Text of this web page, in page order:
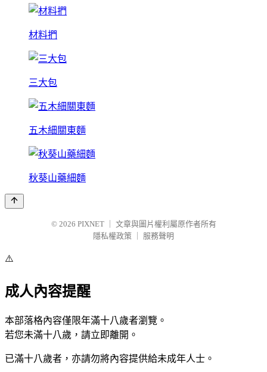
材料捫
三大包
五木細關東麵
秋葵山藥細麵
© 2026 PIXNET
文章與圖片權利屬原作者所有
隱私權政策
服務聲明
⚠️
成人內容提醒
本部落格內容僅限年滿十八歲者瀏覽。
若您未滿十八歲，請立即離開。
已滿十八歲者，亦請勿將內容提供給未成年人士。